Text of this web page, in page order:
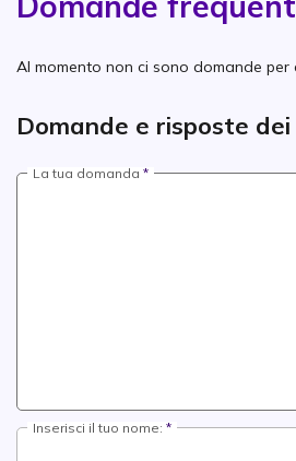
Al momento non ci sono domande
Domande e risposte
La tua domanda
Inserisci il tuo nome: